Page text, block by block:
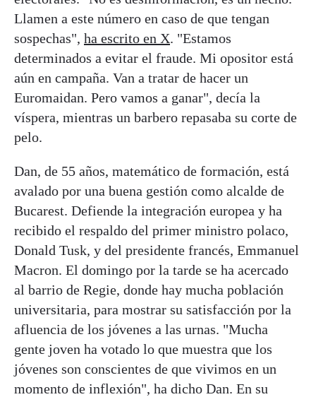
Llamen a este número en caso de que tengan
sospechas", ha escrito en X. "Estamos
determinados a evitar el fraude. Mi opositor está
aún en campaña. Van a tratar de hacer un
Euromaidan. Pero vamos a ganar", decía la
víspera, mientras un barbero repasaba su corte de
pelo.
Dan, de 55 años, matemático de formación, está
avalado por una buena gestión como alcalde de
Bucarest. Defiende la integración europea y ha
recibido el respaldo del primer ministro polaco,
Donald Tusk, y del presidente francés, Emmanuel
Macron. El domingo por la tarde se ha acercado
al barrio de Regie, donde hay mucha población
universitaria, para mostrar su satisfacción por la
afluencia de los jóvenes a las urnas. "Mucha
gente joven ha votado lo que muestra que los
jóvenes son conscientes de que vivimos en un
momento de inflexión", ha dicho Dan. En su